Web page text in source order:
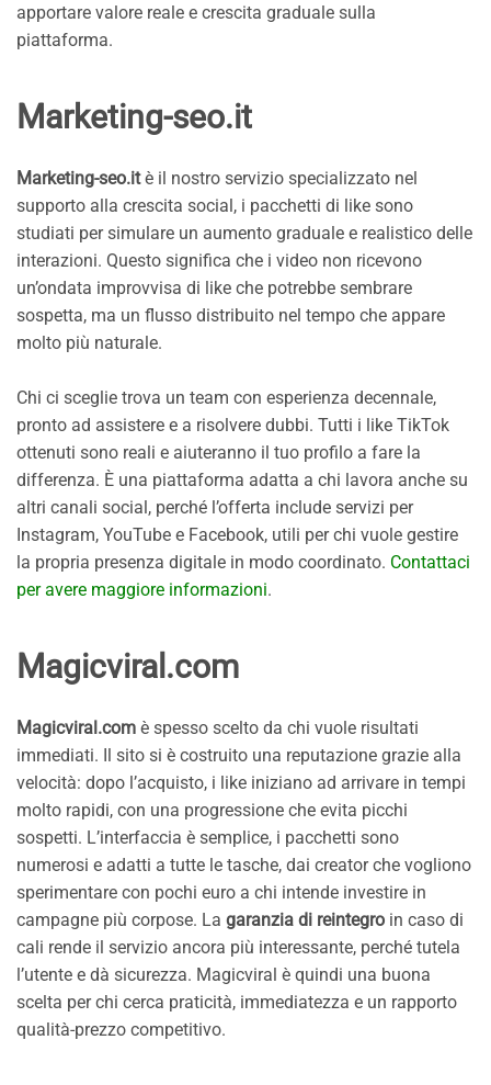
apportare valore reale e crescita graduale sulla
piattaforma.
Marketing-seo.it
Marketing-seo.itè il nostro servizio specializzato nel
supporto alla crescita social, i pacchetti di like sono
studiati per simulare un aumento graduale e realistico delle
interazioni. Questo significa che i video non ricevono
un’ondata improvvisa di like che potrebbe sembrare
sospetta, ma un flusso distribuito nel tempo che appare
molto più naturale.
Chi ci sceglie trova un team con esperienza decennale,
pronto ad assistere e a risolvere dubbi. Tutti i like TikTok
ottenuti sono reali e aiuteranno il tuo profilo a fare la
differenza. È una piattaforma adatta a chi lavora anche su
altri canali social, perché l’offerta include servizi per
Instagram, YouTube e Facebook, utili per chi vuole gestire
la propria presenza digitale in modo coordinato. Contattaci
per avere maggiore informazioni.
Magicviral.com
Magicviral.com è spesso scelto da chi vuole risultati
immediati. Il sito si è costruito una reputazione grazie alla
velocità: dopo l’acquisto, i like iniziano ad arrivare in tempi
molto rapidi, con una progressione che evita picchi
sospetti. L’interfaccia è semplice, i pacchetti sono
numerosi e adatti a tutte le tasche, dai creator che vogliono
sperimentare con pochi euro a chi intende investire in
campagne più corpose. La garanzia di reintegro in caso di
cali rende il servizio ancora più interessante, perché tutela
l’utente e dà sicurezza. Magicviral è quindi una buona
scelta per chi cerca praticità, immediatezza e un rapporto
qualità-prezzo competitivo.